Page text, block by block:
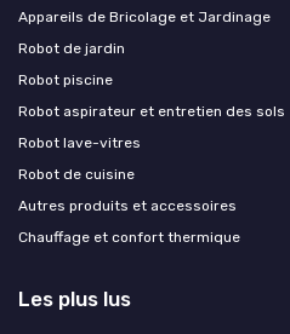
Appareils de Bricolage et Jardinage
Robot de jardin
Robot piscine
Robot aspirateur et entretien des sols
Robot lave-vitres
Robot de cuisine
Autres produits et accessoires
Chauffage et confort thermique
Les plus lus